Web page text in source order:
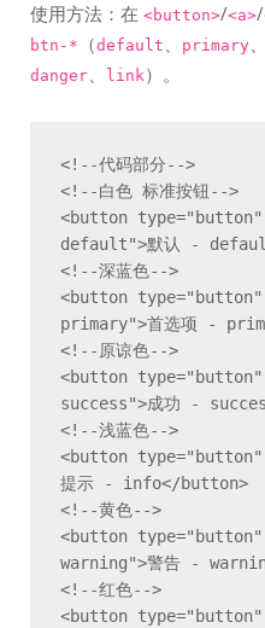
使用方法：在 <button>/<a>/
btn-*
（default 、 primary、
danger、 link）。
<!--代码部分-->
<!--白色 标准按钮-->
<button
default">默认 -
<!--深蓝色-->
<button
primary">首选项 -
<!--原谅色-->
<button
success">成功 -
<!--浅蓝色-->
<button
提示 - info</button>
<!--黄色-->
<button
warning">警告 -
<!--红色-->
<button